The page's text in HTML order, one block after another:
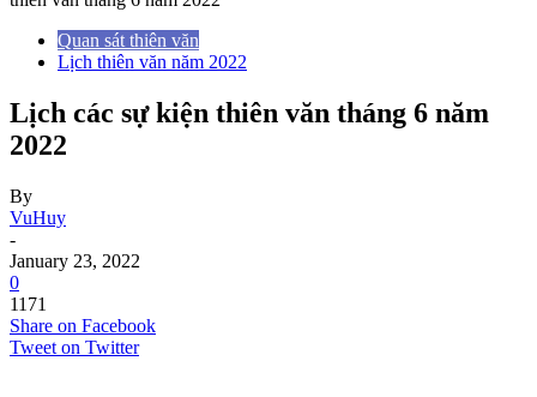
Quan sát thiên văn
Lịch thiên văn năm 2022
Lịch các sự kiện thiên văn tháng 6 năm
2022
By
VuHuy
-
January 23, 2022
0
1171
Share on Facebook
Tweet on Twitter